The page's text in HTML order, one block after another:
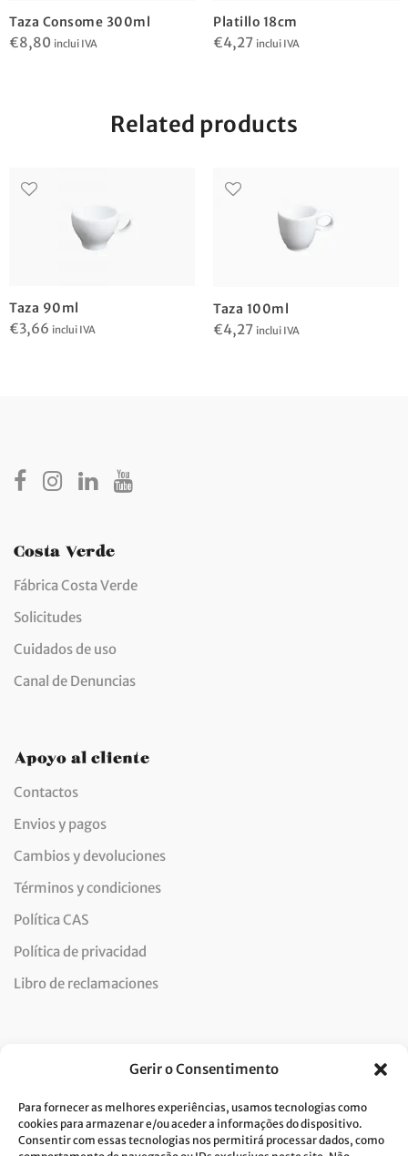
Gerir o Consentimento
Para fornecer as melhores experiências, usamos tecnologias como
cookies para armazenar e/ou aceder a informações do dispositivo.
Consentir com essas tecnologias nos permitirá processar dados, como
Taza Consome 300ml
€8,80 inclui IVA
Platillo 18cm
€4,27 inclui IVA
Related products
Taza 90ml
€3,66 inclui IVA
Taza 100ml
€4,27 inclui IVA
Costa Verde
Fábrica Costa Verde
Solicitudes
Cuidados de uso
Canal de Denuncias
Apoyo al cliente
Contactos
Envios y pagos
Cambios y devoluciones
Términos y condiciones
Política CAS
Política de privacidad
Libro de reclamaciones